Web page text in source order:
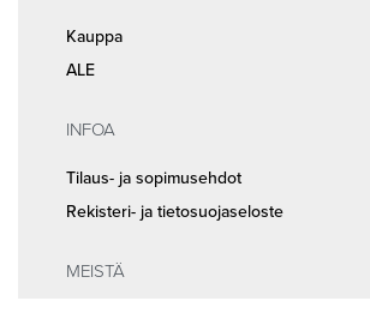
Kauppa
ALE
INFOA
Tilaus- ja sopimusehdot
Rekisteri- ja tietosuojaseloste
MEISTÄ